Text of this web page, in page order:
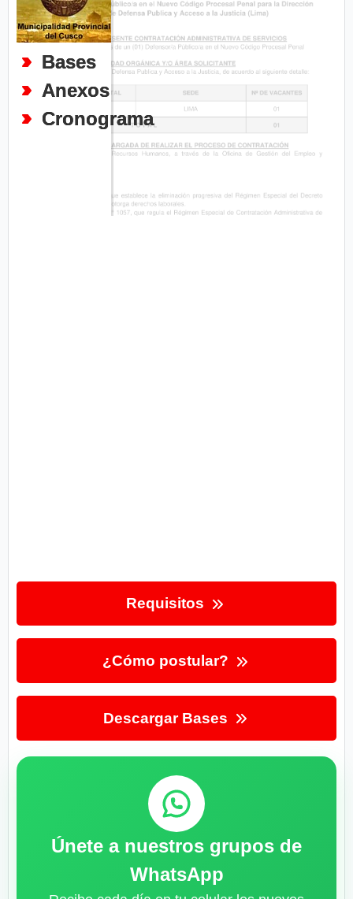
Bases
Anexos
Cronograma
Requisitos
¿Cómo postular?
Descargar Bases
Únete a nuestros grupos de
WhatsApp